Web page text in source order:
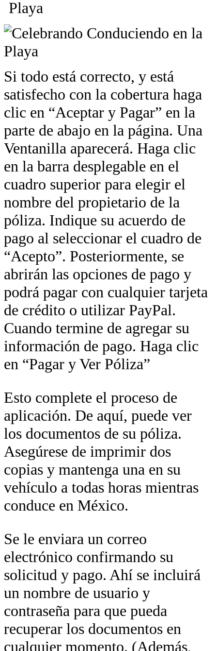
Si todo está correcto, y está
satisfecho con la cobertura haga
clic en “Aceptar y Pagar” en la
parte de abajo en la página. Una
Ventanilla aparecerá. Haga clic
en la barra desplegable en el
cuadro superior para elegir el
nombre del propietario de la
póliza. Indique su acuerdo de
pago al seleccionar el cuadro de
“Acepto”. Posteriormente, se
abrirán las opciones de pago y
podrá pagar con cualquier tarjeta
de crédito o utilizar PayPal.
Cuando termine de agregar su
información de pago. Haga clic
en “Pagar y Ver Póliza”
Esto complete el proceso de
aplicación. De aquí, puede ver
los documentos de su póliza.
Asegúrese de imprimir dos
copias y mantenga una en su
vehículo a todas horas mientras
conduce en México.
Se le enviara un correo
electrónico confirmando su
solicitud y pago. Ahí se incluirá
un nombre de usuario y
contraseña para que pueda
recuperar los documentos en
cualquier momento. (Además,